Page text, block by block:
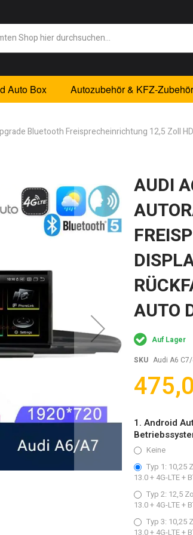
Auto Box Autozubehör & KFZ-Zubehör
Bluetooth Freisprecheinrichtung 12,5 Zoll
AUDI
AUTO
Auf Lager
SKU Audi A6
1. Android
Keine
Typ 1: 10,25
13.0 + 4G-LTE +
Typ 2: 12,5
13.0 + 4G-LTE +
Typ 3: 10,25
13.0 + 4G-LTE +